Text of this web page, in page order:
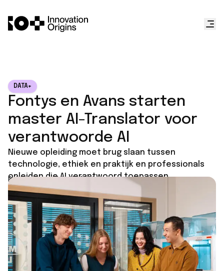
DATA+
Fontys en Avans starten
master AI-Translator voor
verantwoorde AI
Nieuwe opleiding moet brug slaan tussen
technologie, ethiek en praktijk en professionals
opleiden die AI verantwoord toepassen.
Published on